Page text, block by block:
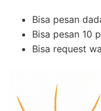
Bisa pesan
Bisa pesan 10
Bisa request